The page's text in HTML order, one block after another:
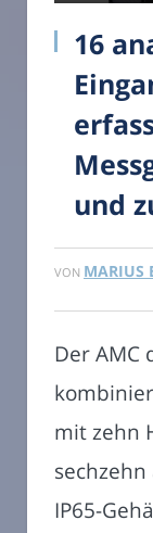
16
und
VON MARIUS
Der AMC
mit zehn
IP65-